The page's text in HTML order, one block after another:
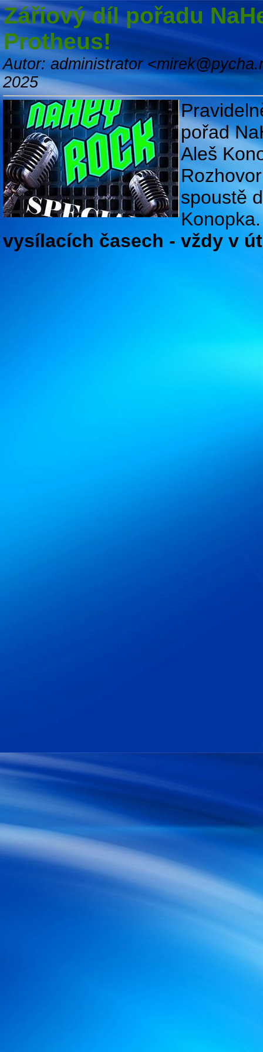
Zářiový díl pořadu
Protheus!
Autor: administrator
2025
pořad
Aleš
spoustě
vysílacích časech - vždy v